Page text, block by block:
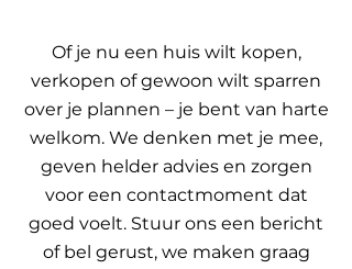
Of je nu een huis wilt kopen,
verkopen of gewoon wilt sparren
over je plannen – je bent van harte
welkom. We denken met je mee,
geven helder advies en zorgen
voor een contactmoment dat
goed voelt. Stuur ons een bericht
of bel gerust, we maken graag